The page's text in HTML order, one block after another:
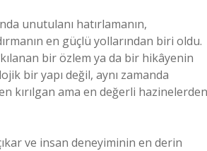
unutulanı hatırlamanın,
en güçlü yollarından biri oldu.
bir özlem ya da bir hikâyenin
bir yapı değil, aynı zamanda
kırılgan ama en değerli hazinelerden
ve insan deneyiminin en derin